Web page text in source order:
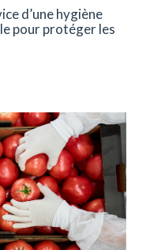
d’une hygiène
pour protéger les